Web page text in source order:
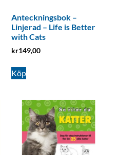
Anteckningsbok –
Linjerad – Life is Better
with Cats
kr149,00
Köp